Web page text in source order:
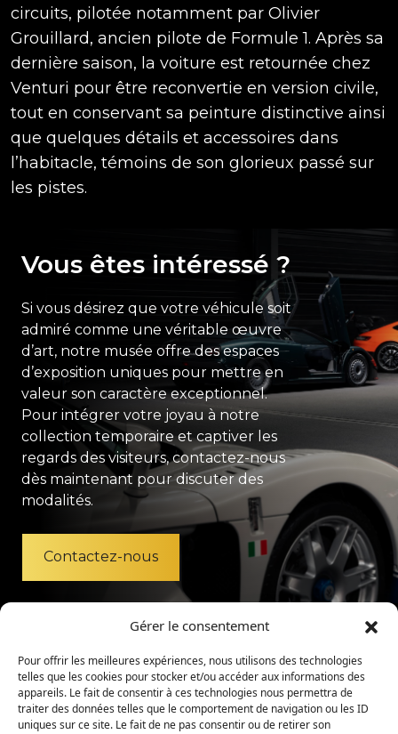
Gérer le consentement
Pour offrir les meilleures expériences, nous utilisons des technologies
telles que les cookies pour stocker et/ou accéder aux informations des
appareils. Le fait de consentir à ces technologies nous permettra de
traiter des données telles que le comportement de navigation ou les ID
uniques sur ce site. Le fait de ne pas consentir ou de retirer son
circuits, pilotée notamment par Olivier
Grouillard, ancien pilote de Formule 1. Après sa
dernière saison, la voiture est retournée chez
Venturi pour être reconvertie en version civile,
tout en conservant sa peinture distinctive ainsi
que quelques détails et accessoires dans
l’habitacle, témoins de son glorieux passé sur
les pistes.
Vous êtes intéressé ?
Si vous désirez que votre véhicule soit
admiré comme une véritable œuvre
d’art, notre musée offre des espaces
d’exposition uniques pour mettre en
valeur son caractère exceptionnel.
Pour intégrer votre joyau à notre
collection temporaire et captiver les
regards des visiteurs, contactez-nous
dès maintenant pour discuter des
modalités.
Contactez-nous